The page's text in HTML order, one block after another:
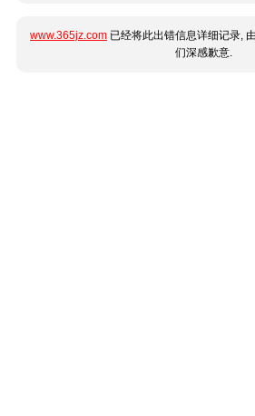
www.365jz.com 已经将此出错信息详细记录,
们深感歉意.